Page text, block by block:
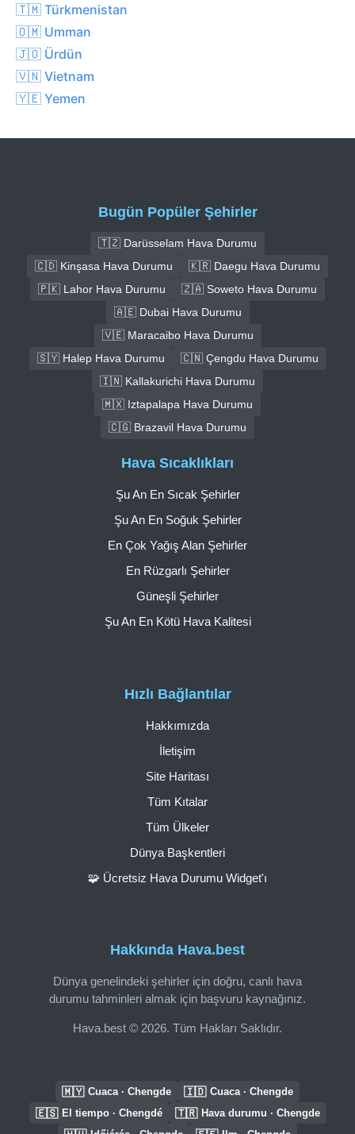
🇹🇲 Türkmenistan
🇴🇲 Umman
🇯🇴 Ürdün
🇻🇳 Vietnam
🇾🇪 Yemen
Bugün Popüler Şehirler
🇹🇿 Darüsselam Hava Durumu
🇨🇩 Kinşasa Hava Durumu
🇰🇷 Daegu Hava Durumu
🇵🇰 Lahor Hava Durumu
🇿🇦 Soweto Hava Durumu
🇦🇪 Dubai Hava Durumu
🇻🇪 Maracaibo Hava Durumu
🇸🇾 Halep Hava Durumu
🇨🇳 Çengdu Hava Durumu
🇮🇳 Kallakurichi Hava Durumu
🇲🇽 Iztapalapa Hava Durumu
🇨🇬 Brazavil Hava Durumu
Hakkında Hava.best
Dünya genelindeki şehirler için doğru, canlı hava
durumu tahminleri almak için başvuru kaynağınız.
Hava.best © 2026. Tüm Hakları Saklıdır.
Hızlı Bağlantılar
Hakkımızda
İletişim
Site Haritası
Tüm Kıtalar
Tüm Ülkeler
Dünya Başkentleri
🧩 Ücretsiz Hava Durumu Widget'ı
Hava Sıcaklıkları
Şu An En Sıcak Şehirler
Şu An En Soğuk Şehirler
En Çok Yağış Alan Şehirler
En Rüzgarlı Şehirler
Güneşli Şehirler
Şu An En Kötü Hava Kalitesi
🇲🇾 Cuaca · Chengde 🇮🇩 Cuaca · Chengde
🇪🇸 El tiempo · Chengdé 🇹🇷 Hava durumu · Chengde